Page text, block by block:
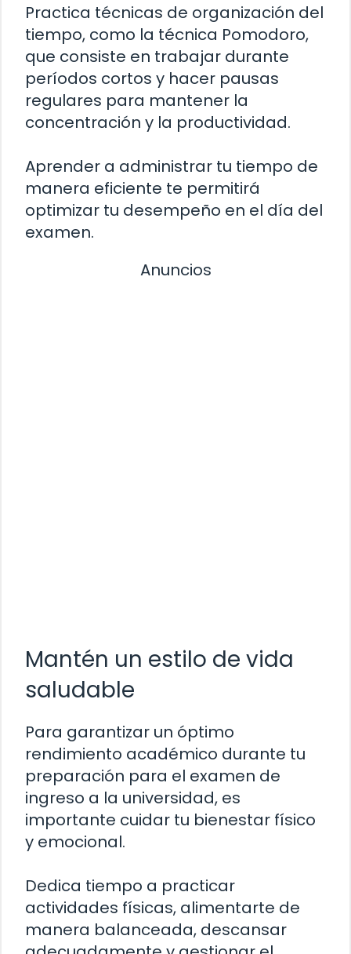
Practica técnicas de organización del
tiempo, como la técnica Pomodoro,
que consiste en trabajar durante
períodos cortos y hacer pausas
regulares para mantener la
concentración y la productividad.
Aprender a administrar tu tiempo de
manera eficiente te permitirá
optimizar tu desempeño en el día del
examen.
Anuncios
Mantén un estilo de vida
saludable
Para garantizar un óptimo
rendimiento académico durante tu
preparación para el examen de
ingreso a la universidad, es
importante cuidar tu bienestar físico
y emocional.
Dedica tiempo a practicar
actividades físicas, alimentarte de
manera balanceada, descansar